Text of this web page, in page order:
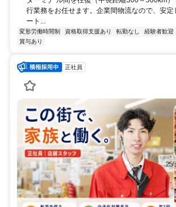
行業務をお任せます。企業間物流なので、安
ート...
変形労働時間制 資格取得支援あり 転勤なし 経験者歓迎
賞与あり
正社員